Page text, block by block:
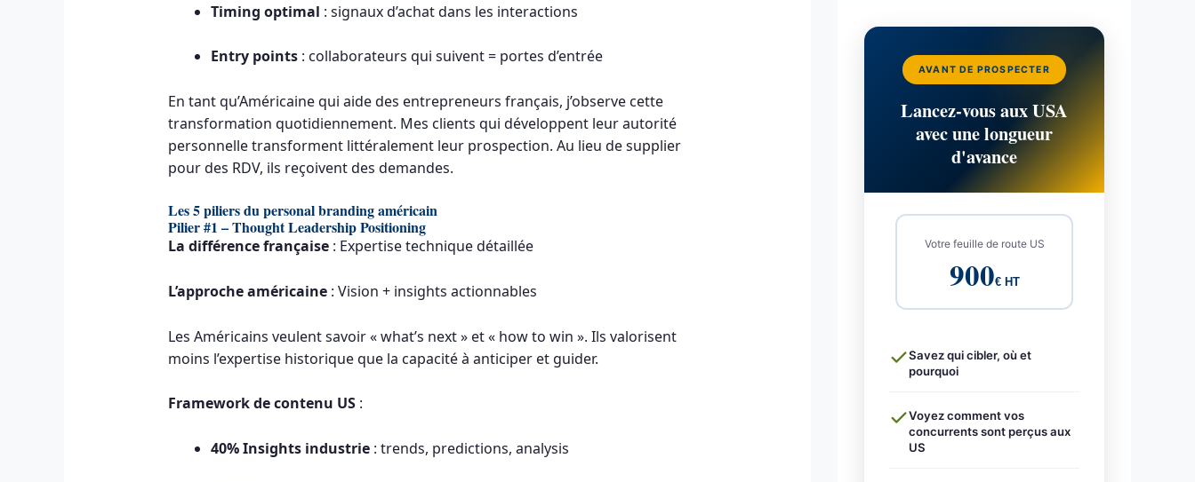
Timing optimal : signaux d’achat dans les interactions
Entry points : collaborateurs qui suivent = portes d’entrée
En tant qu’Américaine qui aide des entrepreneurs français, j’observe cette
transformation quotidiennement. Mes clients qui développent leur autorité
personnelle transforment littéralement leur prospection. Au lieu de supplier
pour des RDV, ils reçoivent des demandes.
Les 5 piliers du personal branding américain
Pilier #1 – Thought Leadership Positioning
La différence française: Expertise technique détaillée
L’approche américaine: Vision + insights actionnables
Les Américains veulent savoir « what’s next » et « how to win ». Ils valorisent
moins l’expertise historique que la capacité à anticiper et guider.
Framework de contenu US:
40% Insights industrie: trends, predictions, analysis
AVANT DE PROSPECTER
Lancez-vous aux USA
avec une longueur
d'avance
Votre feuille de route US
900€ HT
Savez qui cibler, où et
pourquoi
Voyez comment vos
concurrents sont perçus aux
US